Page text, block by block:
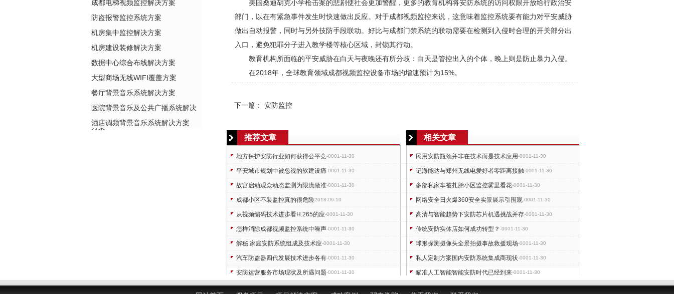
成都电梯视频监控解决方案
防盗报警监控系统方案
机房集中监控解决方案
机房建设装修解决方案
数据中心综合布线解决方案
大型商场无线WIFI覆盖方案
餐厅背景音乐系统解决方案
医院背景音乐及公共广播系统解决
方案
酒店调频背景音乐系统解决方案
美国桑迪胡克小学枪击案的悲剧使社会更加警醒，更多的教育机构将安防系统的访问权限开放给行政治安
部门，以在有紧急事件发生时快速做出反应。对于成都视频监控来说，这意味着监控系统要有能力对平安威胁
做出自动报警，同时与另外技防手段联动。好比与成都门禁系统的联动需要在检测到入侵时合理的开关部分出
入口，避免犯罪分子进入教学楼等核心区域，封锁其行动。
教育机构所面临的平安威胁在白天与夜晚还有所分歧：白天是管控出入的个体，晚上则是防止暴力入侵。
在2018年，全球教育领域成都视频监控设备市场的增速预计为15%。
下一篇： 安防监控
推荐文章
地方保护安防行业如何获得公平竞-0001-11-30
平安城市规划中被忽视的软建设痛-0001-11-30
故宫启动观众动态监测为限流做准-0001-11-30
成都小区不装监控真的很危险2018-09-10
从视频编码技术进步看H.265的应-0001-11-30
怎样消除成都视频监控系统中噪声-0001-11-30
解秘:家庭安防系统组成及技术应-0001-11-30
汽车防盗器四代发展技术进步各有-0001-11-30
安防运营服务市场现状及所遇问题-0001-11-30
到智慧创造机器制造业还要走多少-0001-11-30
相关文章
民用安防瓶颈并非在技术而是技术应用-0001-11-30
记海能达与郑州无线电爱好者零距离接触-0001-11-30
多部私家车被扎胎小区监控雾里看花-0001-11-30
网络安全日火爆360安全实景展示引围观-0001-11-30
高清与智能趋势下安防芯片机遇挑战并存-0001-11-30
传统安防实体店如何成功转型？ -0001-11-30
球形探测摄像头全景拍摄事故救援现场-0001-11-30
私人定制方案国内安防系统集成商现状-0001-11-30
瞄准人工智能智能安防时代已经到来-0001-11-30
家庭安防群雄并起国外怀柔可作借鉴-0001-11-30